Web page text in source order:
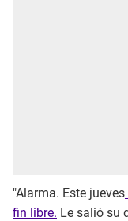
"Alarma. Este jueves
fin libre. Le salió su